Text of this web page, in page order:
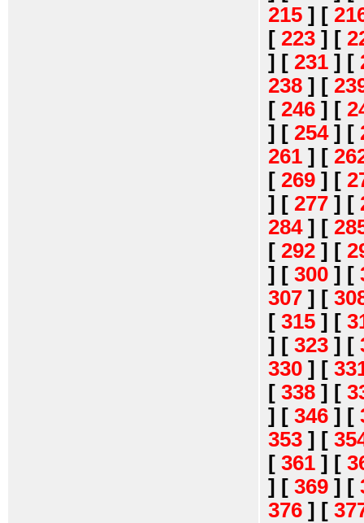
215 ] [
[ 223 ] [
] [ 231 ] [
238 ] [
[ 246 ] [
] [ 254] [
261 ] [
[ 269 ] [
] [ 277 ] [
284] [
[ 292 ] [
] [ 300 ] [
307 ] [
[ 315 ] [
] [ 323 ] [
330 ] [
[ 338 ] [
] [ 346 ] [
353 ] [
[ 361 ] [
] [ 369 ] [
376 ] [